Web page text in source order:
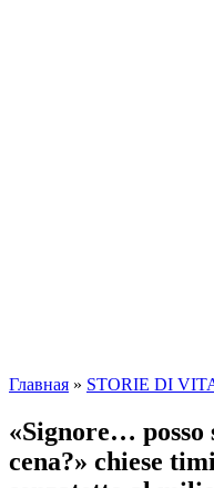
Главная » STORIE DI
«Signore… posso
cena?» chiese